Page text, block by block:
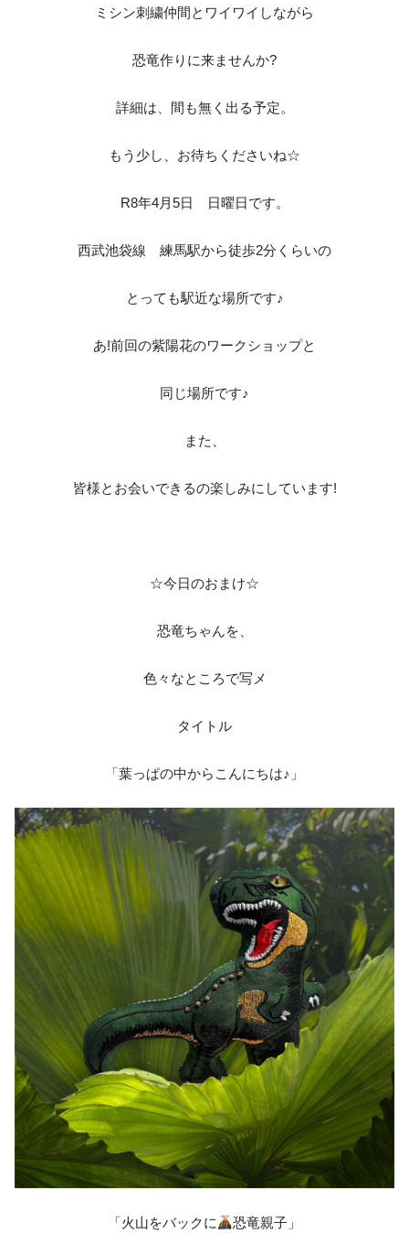
ミシン刺繍仲間とワイワイしながら
恐竜作りに来ませんか?
詳細は、間も無く出る予定。
もう少し、お待ちくださいね☆
R8年4月5日 日曜日です。
西武池袋線 練馬駅から徒歩2分くらいの
とっても駅近な場所です♪
あ!前回の紫陽花のワークショップと
同じ場所です♪
また、
皆様とお会いできるの楽しみにしています!
☆今日のおまけ☆
恐竜ちゃんを、
色々なところで写メ
タイトル
「葉っぱの中からこんにちは♪」
「火山をバックに 恐竜親子」